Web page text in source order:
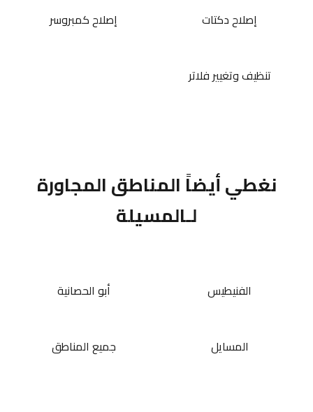
إصلاح دكتات إصلاح كمبروسر
تنظيف وتغيير فلاتر
نغطي أيضاً المناطق المجاورة
لـالمسيلة
الفنيطيس أبو الحصانية
المسايل جميع المناطق